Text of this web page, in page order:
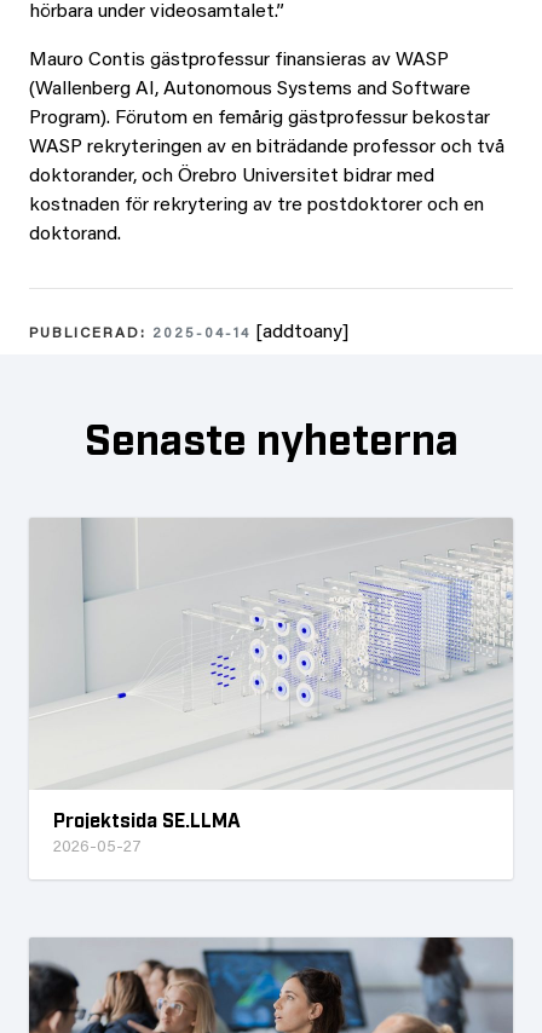
hörbara under videosamtalet.”
Mauro Contis gästprofessur finansieras av WASP
(Wallenberg AI, Autonomous Systems and Software
Program). Förutom en femårig gästprofessur bekostar
WASP rekryteringen av en biträdande professor och två
doktorander, och Örebro Universitet bidrar med
kostnaden för rekrytering av tre postdoktorer och en
doktorand.
PUBLICERAD: 2025-04-14 [addtoany]
Senaste nyheterna
Projektsida SE.LLMA
2026-05-27